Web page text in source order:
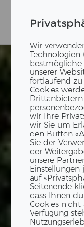
Wir
Technologien
bestmögliche
unserer
fortlaufend zu
Cookies
wir Ihre
wir Sie um
den Button
Sie der
der
unsere
Einstellungen
auf
Seitenende
dass Ihnen
Cookies nicht
Verfügung